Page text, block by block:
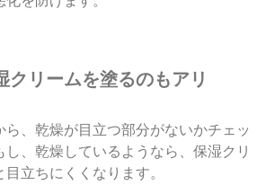
クリームを塗るのもアリ
ら、乾燥が目立つ部分がないかチェッ
し、乾燥しているようなら、保湿クリ
立ちにくくなります。